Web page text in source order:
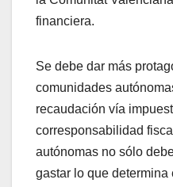
financiera.
Se debe dar más
comunidades
recaudación vía
corresponsabilidad
autónomas no sólo
gastar lo que